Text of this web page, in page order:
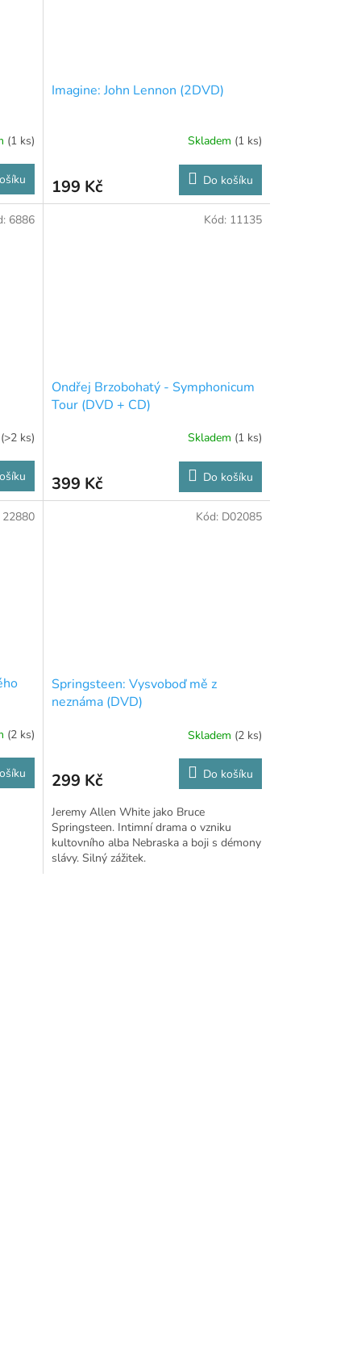
(1 ks)
Imagine: John Lennon (2DVD)
Skladem (1 ks)
199 Kč Do košíku
(>2 ks)
6886
Ondřej Brzobohatý - Symphonicum
Tour (DVD + CD)
Skladem (1 ks)
399 Kč Do košíku
Kód: 11135
(2 ks)
22880
Springsteen: Vysvoboď mě z
neznáma (DVD)
Skladem (2 ks)
299 Kč Do košíku
Jeremy Allen White jako Bruce
Springsteen. Intimní drama o vzniku
kultovního alba Nebraska a boji s démony
slávy. Silný zážitek.
Kód: D02085